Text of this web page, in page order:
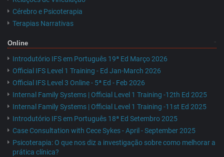
Cérebro e Psicoterapia
Terapias Narrativas
Online
Introdutório IFS em Português 19ª Ed Março 2026
Official IFS Level 1 Training - Ed Jan-March 2026
Official IFS Level 3 Online - 5ª Ed - Feb 2026
Internal Family Systems | Official Level 1 Training -12th Ed 2025
Internal Family Systems | Official Level 1 Training -11st Ed 2025
Introdutório IFS em Português 18ª Ed Setembro 2025
Case Consultation with Cece Sykes - April - September 2025
Psicoterapia: O que nos diz a investigação sobre como melhorar a
prática clínica?